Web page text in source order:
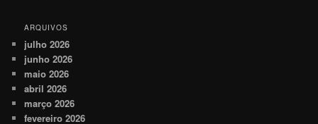
ARQUIVOS
julho 2026
junho 2026
maio 2026
abril 2026
março 2026
fevereiro 2026